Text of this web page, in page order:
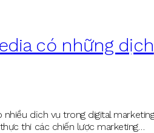
có những dịch
nhiều dịch vụ trong digital
thi các chiến lược marketing…